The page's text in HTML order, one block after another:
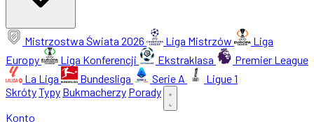
Mistrzostwa Świata 2026 Liga Mistrzów
Liga
Europy
Liga Konferencji Ekstraklasa
Premier League
La Liga
Bundesliga Serie A
Ligue 1
SkrótyTypy Bukmacherzy Porady
Konto